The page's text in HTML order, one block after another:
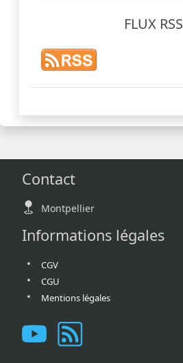
FLUX RSS
Contact
Montpellier
Informations légales
CGV
CGU
Mentions légales